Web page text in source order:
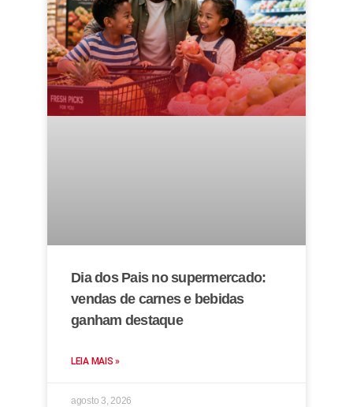
Dia dos Pais no supermercado:
vendas de carnes e bebidas
ganham destaque
LEIA MAIS »
agosto 3, 2026